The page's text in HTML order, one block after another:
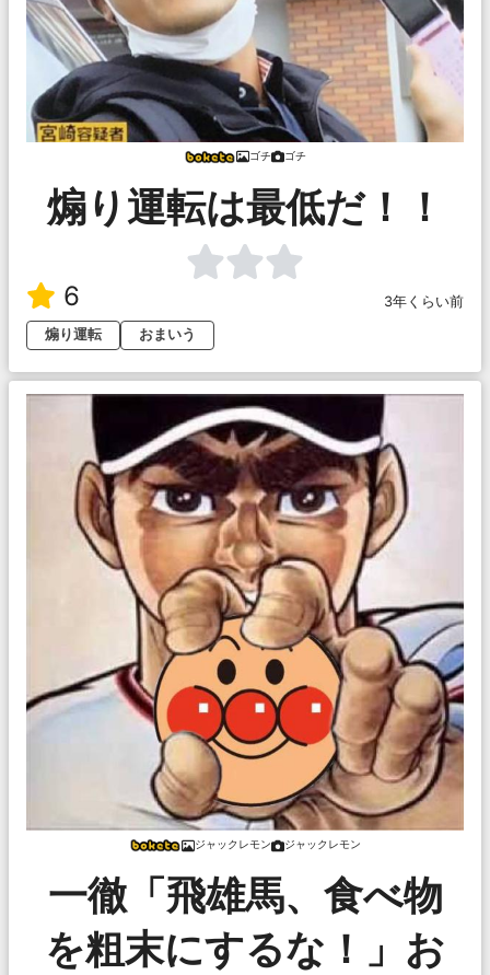
ゴチ ゴチ
煽り運転は最低だ！！
6
3年くらい前
煽り運転
おまいう
ジャックレモン ジャックレモン
一徹「飛雄馬、食べ物
を粗末にするな！」お